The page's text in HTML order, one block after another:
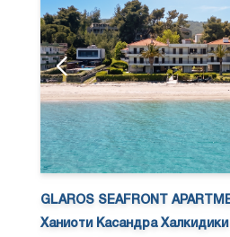
GLAROS SEAFRONT
Ханиоти Касандра Халкидики